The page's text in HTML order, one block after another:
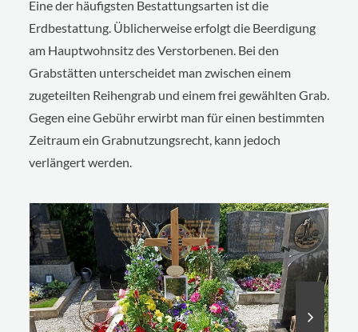
Eine der häufigsten Bestattungsarten ist die
Erdbestattung. Üblicherweise erfolgt die Beerdigung
am Hauptwohnsitz des Verstorbenen. Bei den
Grabstätten unterscheidet man zwischen einem
zugeteilten Reihengrab und einem frei gewählten Grab.
Gegen eine Gebühr erwirbt man für einen bestimmten
Zeitraum ein Grabnutzungsrecht, kann jedoch
verlängert werden.